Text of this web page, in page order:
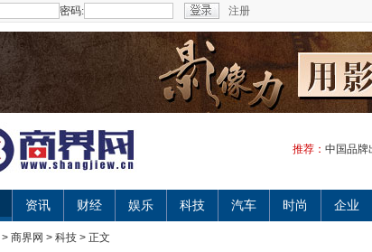
密码: 注册
推荐： 中国品牌
资讯 财经 娱乐 科技 汽车 时尚 企业
> 商界网 > 科技 > 正文